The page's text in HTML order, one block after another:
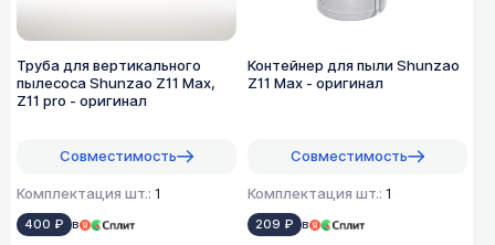
Труба для вертикального
пылесоса Shunzao Z11 Max,
Z11 pro - оригинал
Совместимость
Комплектация шт.: 1
400 ₽ в
Контейнер для пыли Shunzao
Z11 Max - оригинал
Совместимость
Комплектация шт.: 1
209 ₽ в